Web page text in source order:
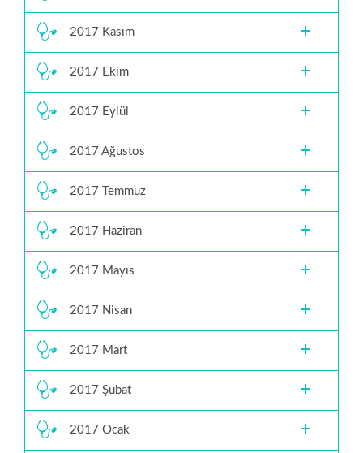
2017 Kasım
2017 Ekim
2017 Eylül
2017 Ağustos
2017 Temmuz
2017 Haziran
2017 Mayıs
2017 Nisan
2017 Mart
2017 Şubat
2017 Ocak